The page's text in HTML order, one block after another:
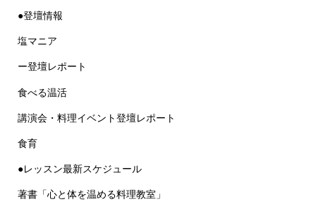
●登壇情報
塩マニア
ー登壇レポート
食べる温活
講演会・料理イベント登壇レポート
食育
●レッスン最新スケジュール
著書「心と体を温める料理教室」